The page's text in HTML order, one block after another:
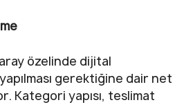
özelinde dijital
gerektiğine dair net
Kategori yapısı, teslimat